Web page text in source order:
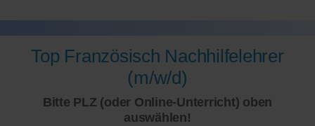
Top Französisch Nachhilfelehrer
(m/w/d)
Bitte PLZ (oder Online-Unterricht) oben
auswählen!